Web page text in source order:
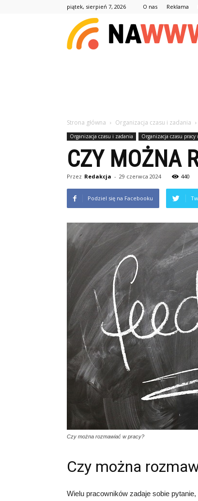
piątek, sierpień 7, 2026 O nas Reklama
Strona główna Organizacja czasu i zadania
Organizacja czasu i zadania Organizacja czasu
CZY MOŻNA
Przez Redakcja - 29 czerwca 2024 440
Podziel się na Facebooku
Czy można rozmawiać w pracy?
Czy można
Wielu pracowników zadaje sobie